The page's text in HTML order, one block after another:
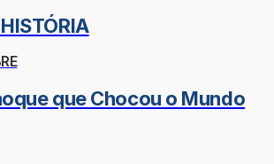
que Chocou o Mundo